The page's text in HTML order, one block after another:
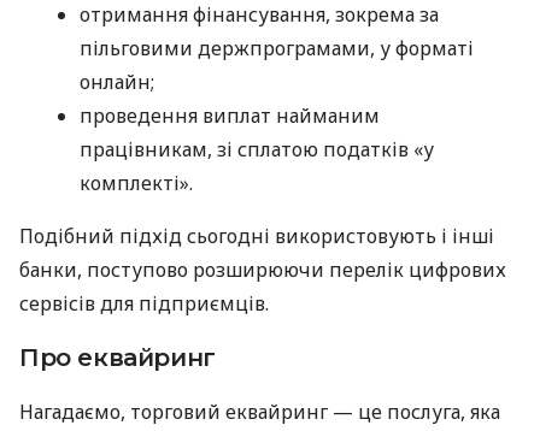
отримання фінансування, зокрема за
пільговими держпрограмами, у форматі
онлайн;
проведення виплат найманим
працівникам, зі сплатою податків «у
комплекті».
Подібний підхід сьогодні використовують і інші
банки, поступово розширюючи перелік цифрових
сервісів для підприємців.
Про еквайринг
Нагадаємо, торговий еквайринг — це послуга, яка